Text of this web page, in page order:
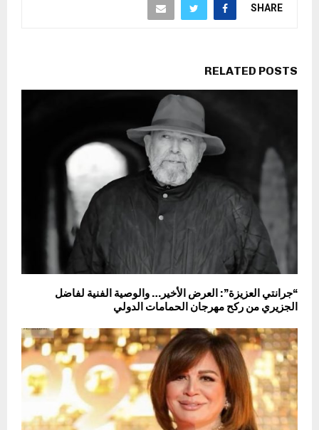
SHARE
RELATED POSTS
“جرانتي العزيزة”: العرض الأخير… والوصية الفنية لفاضل
الجزيري من ركح مهرجان الحمامات الدولي